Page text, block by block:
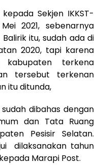
Sekjen IKKST-
2021, sebenarnya
itu, sudah ada di
2020, tapi karena
kabupaten terkena
tersebut terkenan
itu ditunda,
dibahas dengan
dan Tata Ruang
Pesisir Selatan.
dilaksanakan tahun
Marapi Post.